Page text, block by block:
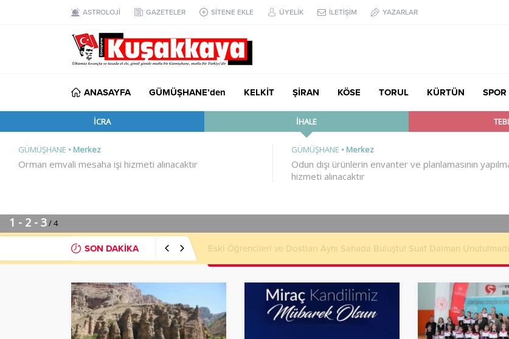
ASTROLOJİ GAZETELER SİTENE EKLE ÜYELİK İLETİŞİM YAZARLAR
ANASAYFA GÜMÜŞHANE’den KELKİT ŞİRAN KÖSE TORUL KÜRTÜN SPOR
SON DAKİKA MHP’li Musa Küçük’ten TBMM’de Çocuk Hakları ve Rehabilitasyon Vurgusu